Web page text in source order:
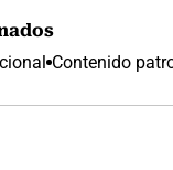
Contenido